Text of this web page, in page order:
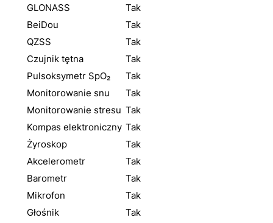
GLONASS
Tak
BeiDou
Tak
QZSS
Tak
Czujnik tętna
Tak
Pulsoksymetr SpO₂
Tak
Monitorowanie snu
Tak
Monitorowanie stresu Tak
Kompas elektroniczny Tak
Żyroskop
Tak
Akcelerometr
Tak
Barometr
Tak
Mikrofon
Tak
Głośnik
Tak